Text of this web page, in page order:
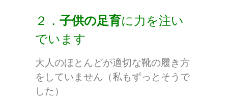
２． 子供の足育に力を注い
でいます
大人のほとんどが適切な靴の履き方
をしていません（私もずっとそうで
した）